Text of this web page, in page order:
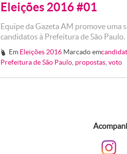
Eleições 2016 #01
Equipe da Gazeta AM promove uma
candidatos à Prefeitura de São
# Em Eleições 2016 Marcado em
Prefeitura de São Paulo propostas voto